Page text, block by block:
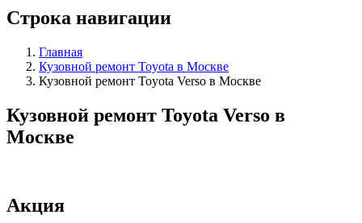
Строка навигации
Главная
Кузовной ремонт Toyota в Москве
Кузовной ремонт Toyota Verso в Москве
Кузовной ремонт Toyota Verso в
Москве
Акция